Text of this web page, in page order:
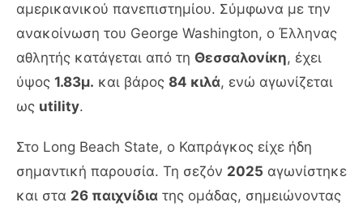
αμερικανικού πανεπιστημίου. Σύμφωνα με την
ανακοίνωση του George Washington, ο Έλληνας
αθλητής κατάγεται από τη Θεσσαλονίκη, έχει
ύψος 1.83μ. και βάρος 84 κιλά, ενώ αγωνίζεται
ως utility.
Στο Long Beach State, ο Καπράγκος είχε ήδη
σημαντική παρουσία. Τη σεζόν 2025 αγωνίστηκε
και στα 26 παιχνίδια της ομάδας, σημειώνοντας